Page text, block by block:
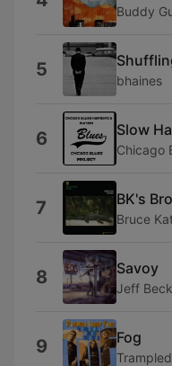
Buddy
5 bhaines
6 Slow
Chicago
7 BK's
Bruce
8 Savoy
Jeff Beck
9 Fog